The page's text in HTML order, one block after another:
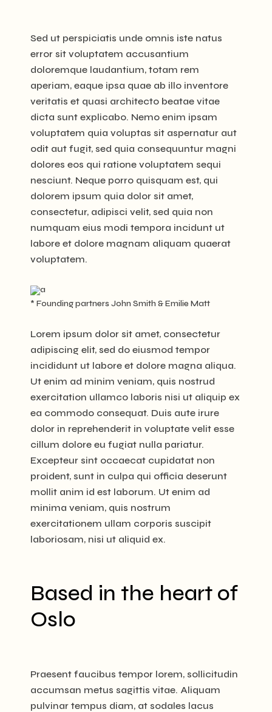
Sed ut perspiciatis unde omnis iste natus
error sit voluptatem accusantium
doloremque laudantium, totam rem
aperiam, eaque ipsa quae ab illo inventore
veritatis et quasi architecto beatae vitae
dicta sunt explicabo. Nemo enim ipsam
voluptatem quia voluptas sit aspernatur aut
odit aut fugit, sed quia consequuntur magni
dolores eos qui ratione voluptatem sequi
nesciunt. Neque porro quisquam est, qui
dolorem ipsum quia dolor sit amet,
consectetur, adipisci velit, sed quia non
numquam eius modi tempora incidunt ut
labore et dolore magnam aliquam quaerat
voluptatem.
* Founding partners John Smith & Emilie Matt
Lorem ipsum dolor sit amet, consectetur
adipiscing elit, sed do eiusmod tempor
incididunt ut labore et dolore magna aliqua.
Ut enim ad minim veniam, quis nostrud
exercitation ullamco laboris nisi ut aliquip ex
ea commodo consequat. Duis aute irure
dolor in reprehenderit in voluptate velit esse
cillum dolore eu fugiat nulla pariatur.
Excepteur sint occaecat cupidatat non
proident, sunt in culpa qui officia deserunt
mollit anim id est laborum. Ut enim ad
minima veniam, quis nostrum
exercitationem ullam corporis suscipit
laboriosam, nisi ut aliquid ex.
Based in the heart of
Oslo
Praesent faucibus tempor lorem, sollicitudin
accumsan metus sagittis vitae. Aliquam
pulvinar tempus diam, at sodales lacus